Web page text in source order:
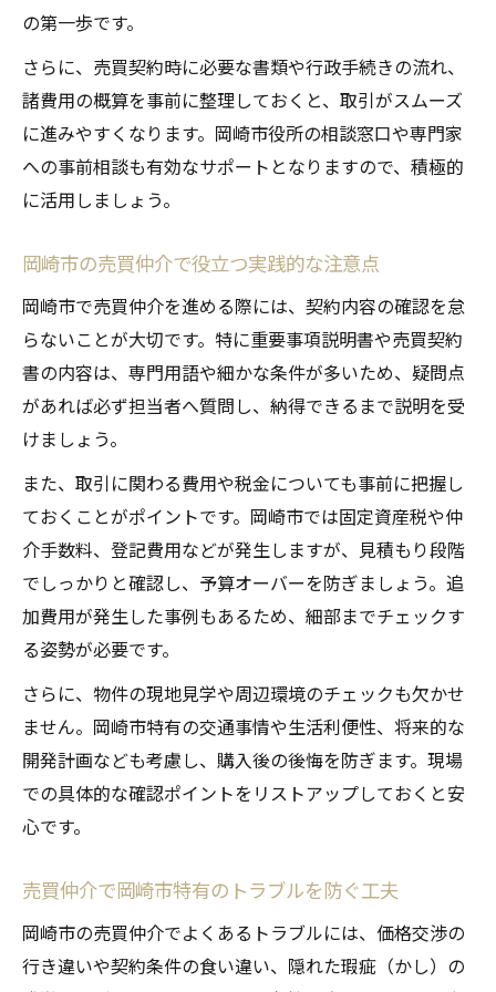
の第一歩です。
さらに、売買契約時に必要な書類や行政手続きの流れ、
諸費用の概算を事前に整理しておくと、取引がスムーズ
に進みやすくなります。岡崎市役所の相談窓口や専門家
への事前相談も有効なサポートとなりますので、積極的
に活用しましょう。
岡崎市の売買仲介で役立つ実践的な注意点
岡崎市で売買仲介を進める際には、契約内容の確認を怠
らないことが大切です。特に重要事項説明書や売買契約
書の内容は、専門用語や細かな条件が多いため、疑問点
があれば必ず担当者へ質問し、納得できるまで説明を受
けましょう。
また、取引に関わる費用や税金についても事前に把握し
ておくことがポイントです。岡崎市では固定資産税や仲
介手数料、登記費用などが発生しますが、見積もり段階
でしっかりと確認し、予算オーバーを防ぎましょう。追
加費用が発生した事例もあるため、細部までチェックす
る姿勢が必要です。
さらに、物件の現地見学や周辺環境のチェックも欠かせ
ません。岡崎市特有の交通事情や生活利便性、将来的な
開発計画なども考慮し、購入後の後悔を防ぎます。現場
での具体的な確認ポイントをリストアップしておくと安
心です。
売買仲介で岡崎市特有のトラブルを防ぐ工夫
岡崎市の売買仲介でよくあるトラブルには、価格交渉の
行き違いや契約条件の食い違い、隠れた瑕疵（かし）の